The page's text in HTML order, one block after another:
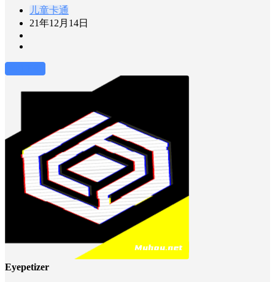
儿童卡通
21年12月14日
Eyepetizer